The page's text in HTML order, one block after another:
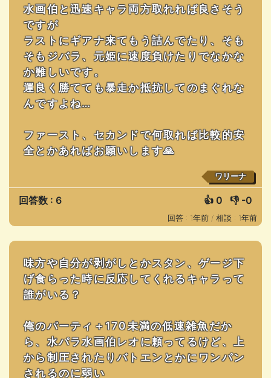
水画伯と迅速キャラ両方取れれば良さそう
ですが
ラストにギアナ来てもう詰んでたり、そも
そもジバラ、元姫に速度負けたりでなかな
か難しいです。
運良く勝てても暴走か抵抗してのまぐれな
んですよね…
ファースト、セカンドで何取れば比較的安
全とかあればお願いします🙏
ワリーナ
回答数 : 6 👍 0 👎 -0
回答 : 1年前 / 相談 : 1年前
味方や自分が剥がしとかスタン、ゲージ下
げ食らった時に反応してくれるキャラって
誰がいる？
俺のパーティ＋170未満の低速雑魚だか
ら、水パラ水画伯レオに頼ってるけど、上
から制圧されたりバトエンとかにワンパン
されるのに弱い